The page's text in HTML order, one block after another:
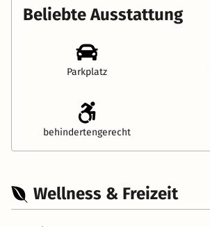
Beliebte Ausstattung
Parkplatz
behindertengerecht
Wellness & Freizeit